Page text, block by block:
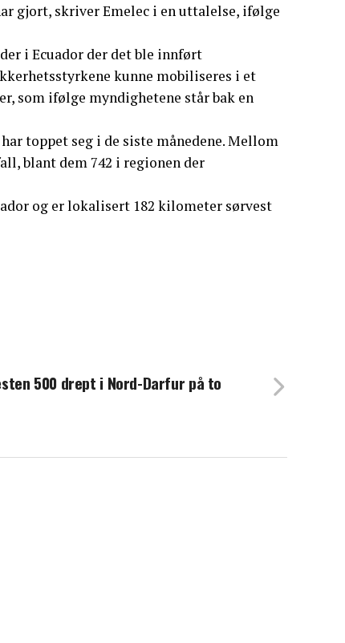
gjort, skriver Emelec i en uttalelse, ifølge
i Ecuador der det ble innført
kunne mobiliseres i et
som ifølge myndighetene står bak en
toppet seg i de siste månedene. Mellom
blant dem 742 i regionen der
og er lokalisert 182 kilometer sørvest
500 drept i Nord-Darfur på to